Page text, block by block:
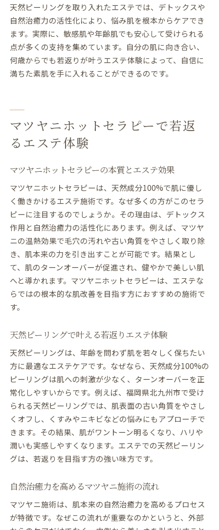
天然ピーリングを取り入れたエステでは、デトックスや
自然治癒力の活性化により、悩み肌を根本からケアでき
ます。実際に、敏感肌や年齢肌でも安心して受けられる
点が多くの支持を集めています。自分の肌に向き合い、
何歳からでも若返りが叶うエステ体験によって、自信に
満ちた素肌を手に入れることができるのです。
マツヤニホットセラピーで若返
るエステ体験
マツヤニホットセラピーの本質とエステ効果
マツヤニホットセラピーは、天然成分100%で肌に優し
く働きかけるエステ施術です。なぜ多くの方がこのセラ
ピーに注目するのでしょうか。その理由は、デトックス
作用と自然治癒力の活性化にあります。例えば、マツヤ
ニの温熱効果で毛穴の汚れや古い角質をやさしく取り除
き、肌本来の力を引き出すことが可能です。結果とし
て、肌のターンオーバーが促進され、健やかで美しい肌
へと導かれます。マツヤニホットセラピーは、エステな
らではの根本的な肌改善を目指す方におすすめの施術で
す。
天然ピーリングで叶える若返りエステ体験
天然ピーリングは、年齢を問わず肌を若々しく保ちたい
方に最適なエステケアです。なぜなら、天然成分100%の
ピーリングは肌への刺激が少なく、ターンオーバーを正
常化しやすいからです。例えば、福岡県北九州市で受け
られる天然ピーリングでは、肌表面の古い角質をやさし
くオフし、くすみやニキビなどの悩みにもアプローチで
きます。その結果、肌がワントーン明るくなり、ハリや
潤いも実感しやすくなります。エステでの天然ピーリン
グは、若返りを目指す方の強い味方です。
自然治癒力を高めるマツヤニ施術の流れ
マツヤニ施術は、肌本来の自然治癒力を高めるプロセス
が特徴です。なぜこの流れが重要なのかというと、外部